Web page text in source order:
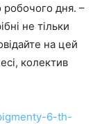
робочого дня. –
не тільки
на цей
колектив
6-th-